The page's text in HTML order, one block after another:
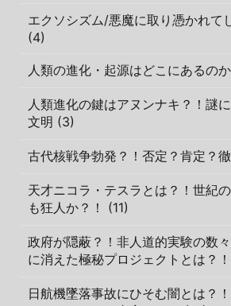
エクソシズム/悪魔に取り憑かれて
(4)
人類の進化・起源はどこにあるの
人類進化の鍵はアヌンナキ？！謎
文明 (3)
古代核戦争勃発？！否定？肯定？
天才ニコラ・テスラとは？！世紀
も狂人か？！ (11)
政府が隠蔽？！非人道的実験の数
に消えた極秘プロジェクトとは？
日航機墜落事故にひそむ闇とは？